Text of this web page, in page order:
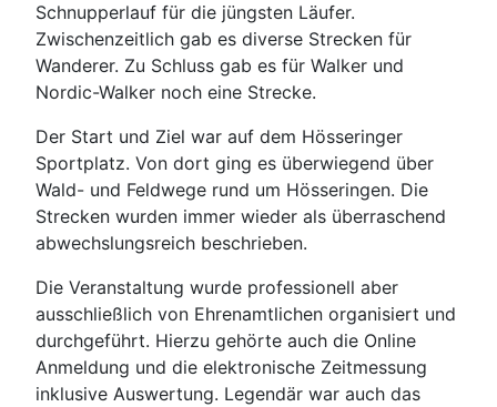
Schnupperlauf für die jüngsten Läufer.
Zwischenzeitlich gab es diverse Strecken für
Wanderer. Zu Schluss gab es für Walker und
Nordic-Walker noch eine Strecke.
Der Start und Ziel war auf dem Hösseringer
Sportplatz. Von dort ging es überwiegend über
Wald- und Feldwege rund um Hösseringen. Die
Strecken wurden immer wieder als überraschend
abwechslungsreich beschrieben.
Die Veranstaltung wurde professionell aber
ausschließlich von Ehrenamtlichen organisiert und
durchgeführt. Hierzu gehörte auch die Online
Anmeldung und die elektronische Zeitmessung
inklusive Auswertung. Legendär war auch das